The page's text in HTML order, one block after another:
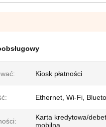
Kiosk płatności
Ethernet, Wi-Fi,
Karta kredytowa/
mobilna